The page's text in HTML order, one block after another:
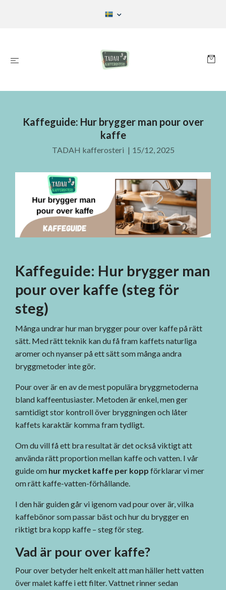
Kaffeguide: Hur brygger man pour over
kaffe
TADAH kafferosteri | 15/12, 2025
Kaffeguide: Hur brygger man
pour over kaffe (steg för
steg)
Många undrar hur man brygger pour over kaffe på rätt
sätt. Med rätt teknik kan du få fram kaffets naturliga
aromer och nyanser på ett sätt som många andra
bryggmetoder inte gör.
Pour over är en av de mest populära bryggmetoderna
bland kaffeentusiaster. Metoden är enkel, men ger
samtidigt stor kontroll över bryggningen och låter
kaffets karaktär komma fram tydligt.
Om du vill få ett bra resultat är det också viktigt att
använda rätt proportion mellan kaffe och vatten. I vår
guide om hur mycket kaffe per kopp förklarar vi mer
om rätt kaffe-vatten-förhållande.
I den här guiden går vi igenom vad pour over är, vilka
kaffebönor som passar bäst och hur du brygger en
riktigt bra kopp kaffe – steg för steg.
Vad är pour over kaffe?
Pour over betyder helt enkelt att man häller hett vatten
över malet kaffe i ett filter. Vattnet rinner sedan